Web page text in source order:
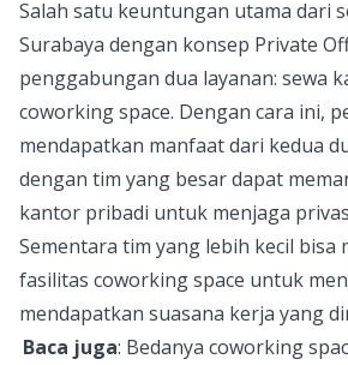
Salah satu keuntungan utama dari
Surabaya dengan konsep Private
penggabungan dua layanan: sewa
coworking space. Dengan cara ini,
mendapatkan manfaat dari kedua
dengan tim yang besar dapat
kantor pribadi untuk menjaga
Sementara tim yang lebih kecil bisa
fasilitas coworking space untuk
mendapatkan suasana kerja yang
Baca juga: Bedanya coworking